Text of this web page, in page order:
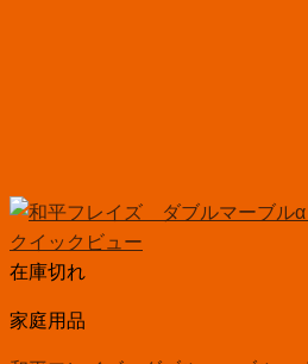
クイックビュー
在庫切れ
家庭用品